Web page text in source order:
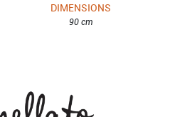
DIMENSIONS
90 cm